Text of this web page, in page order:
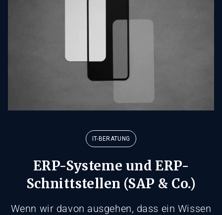
IT-BERATUNG
ERP-Systeme und ERP-
Schnittstellen (SAP & Co.)
Wenn wir davon ausgehen, dass ein Wissen